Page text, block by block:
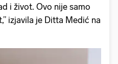
i život. Ovo nije samo
izjavila je Ditta Medić na